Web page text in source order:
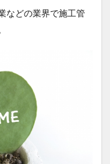
などの業界で施工管